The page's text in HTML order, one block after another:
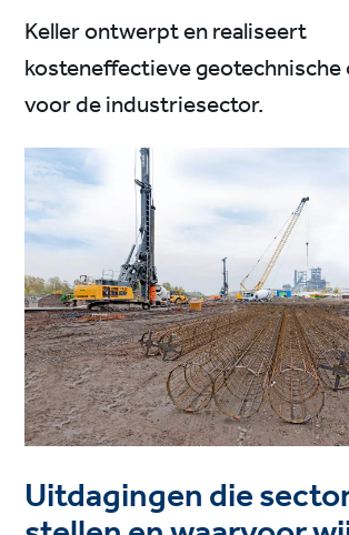
Keller ontwerpt en realiseert
kosteneffectieve
voor de industriesector.
Uitdagingen die